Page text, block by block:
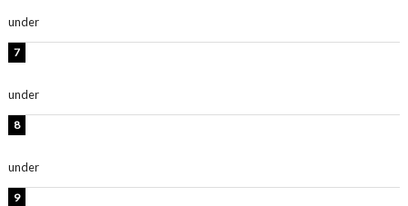
under
under
under